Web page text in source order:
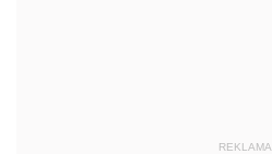
REKLAMA